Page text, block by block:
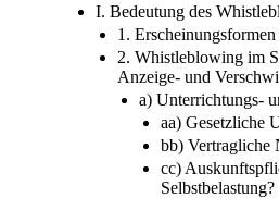
I. Bedeutung des
1.
2. Whistleblowing im
Anzeige- und
a) Unterrichtungs-
aa) Gesetzliche
bb) Vertragliche
cc)
Selbstbelastung?